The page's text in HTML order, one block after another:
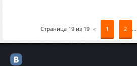
Страница 19из 19 « 1 2 …